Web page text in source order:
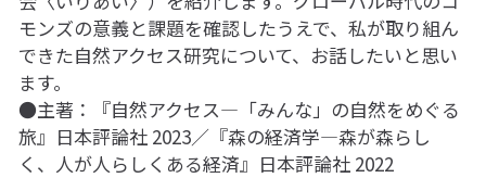
モンズの意義と課題を確認したうえで、私が取り組ん
できた自然アクセス研究について、お話したいと思い
ます。
●主著：『自然アクセス―「みんな」の自然をめぐる
旅』日本評論社 2023／『森の経済学―森が森らし
く、人が人らしくある経済』日本評論社 2022